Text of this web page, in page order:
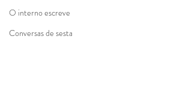
O interno escreve
Conversas de sesta